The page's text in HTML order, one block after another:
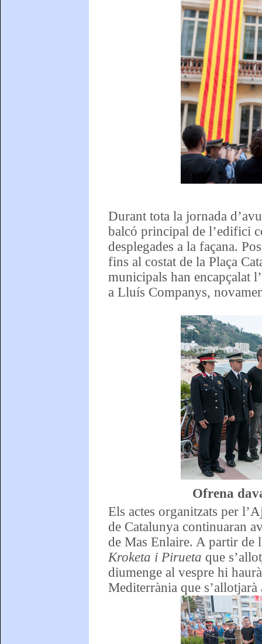
Durant tota la jornada
balcó principal de l’edifici
desplegades a la façana.
fins al costat de la Plaça
municipals han encapçalat
a Lluís Companys,
Ofrena
Els actes organitzats per
de Catalunya continuaran
de Mas Enlaire. A partir de
Kroketa i Pirueta que
diumenge al vespre hi
Mediterrània que